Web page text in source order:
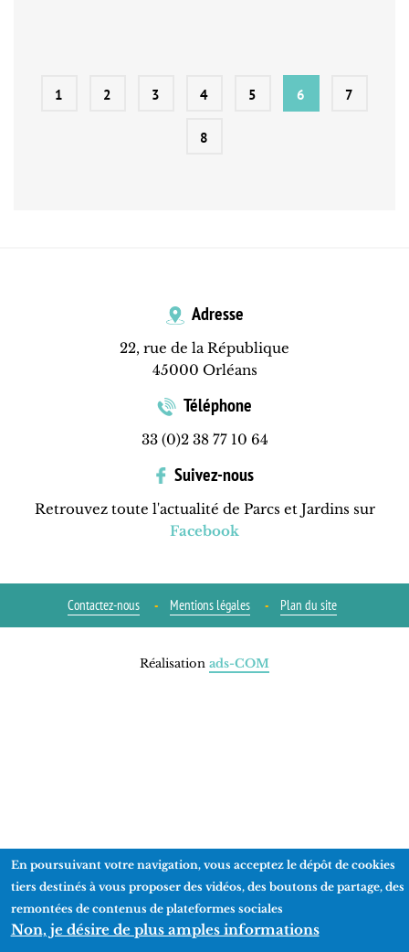
1 2 3 4 5 6 7
8
Adresse
22, rue de la République
45000 Orléans
Téléphone
33 (0)2 38 77 10 64
Suivez-nous
Retrouvez toute l'actualité de Parcs et Jardins sur
Facebook
Contactez-nous Mentions légales Plan du site
Réalisation ads-COM
En poursuivant votre navigation, vous acceptez le dépôt de cookies
tiers destinés à vous proposer des vidéos, des boutons de partage, des
remontées de contenus de plateformes sociales
Non, je désire de plus amples informations